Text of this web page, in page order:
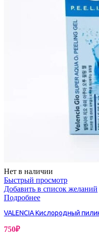
Нет в наличии
Быстрый просмотр
Добавить в список желаний
Подробнее
VALENCIA Кислородный
750₽